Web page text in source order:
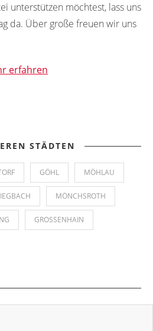
unterstützen möchtest, lass uns
da. Über große freuen wir uns
erfahren
STÄDTEN
GÖHL MÖHLAU
MÖNCHSROTH
GROSSENHAIN